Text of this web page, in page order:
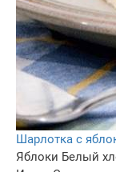
Шарлотка с
Яблоки Белый